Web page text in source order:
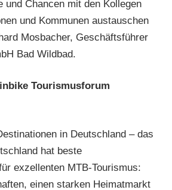
und Chancen mit den Kollegen
und Kommunen austauschen
Mosbacher, Geschäftsführer
Bad Wildbad.
Tourismusforum
in Deutschland – das
hat beste
exzellenten MTB-Tourismus:
einen starken Heimatmarkt